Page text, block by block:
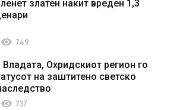
златен накит вреден 1,3
visibility 749
Охридскиот регион го
на заштитено светско
visibility 737